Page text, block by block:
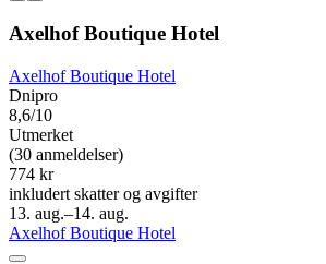
Axelhof Boutique Hotel
Axelhof Boutique Hotel
Dnipro
8,6/10
Utmerket
(30 anmeldelser)
774 kr
inkludert skatter og avgifter
13. aug.–14. aug.
Axelhof Boutique Hotel